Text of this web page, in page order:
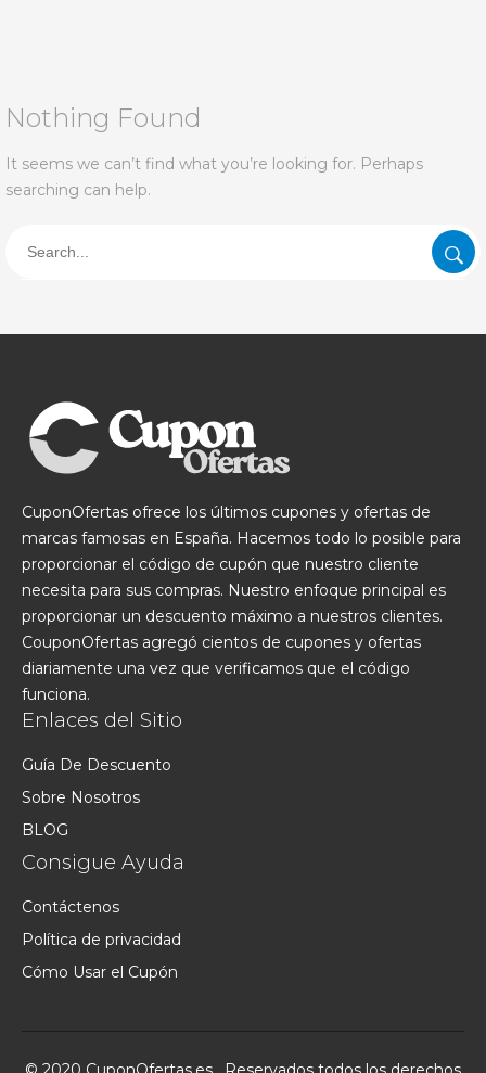
Nothing Found
It seems we can’t find what you’re looking for. Perhaps
searching can help.
CuponOfertas ofrece los últimos cupones y ofertas de
marcas famosas en España. Hacemos todo lo posible para
proporcionar el código de cupón que nuestro cliente
necesita para sus compras. Nuestro enfoque principal es
proporcionar un descuento máximo a nuestros clientes.
CouponOfertas agregó cientos de cupones y ofertas
diariamente una vez que verificamos que el código
funciona.
Enlaces del Sitio
Guía De Descuento
Sobre Nosotros
BLOG
Consigue Ayuda
Contáctenos
Política de privacidad
Cómo Usar el Cupón